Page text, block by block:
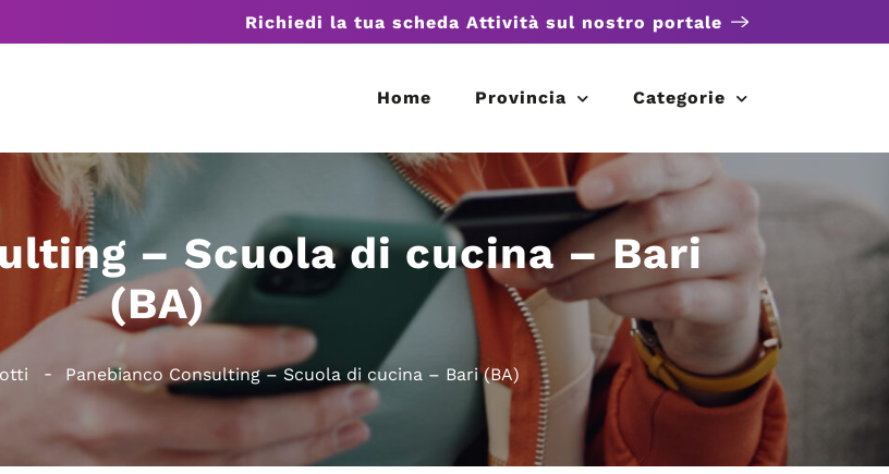
Richiedi la tua scheda Attività sul nostro portale
Home Provincia Categorie
– Scuola di cucina – Bari
(BA)
Panebianco Consulting – Scuola di cucina – Bari (BA)